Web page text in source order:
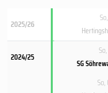
2025/26
2024/25
SG